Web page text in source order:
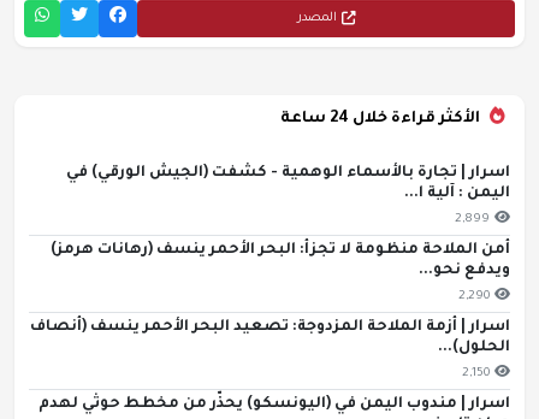
المصدر
الأكثر قراءة خلال 24 ساعة
اسرار | تجارة بالأسماء الوهمية - كشفت (الجيش الورقي) في
اليمن : آلية ا...
2,899
أمن الملاحة منظومة لا تجزأ: البحر الأحمر ينسف (رهانات هرمز)
ويدفع نحو...
2,290
اسرار | أزمة الملاحة المزدوجة: تصعيد البحر الأحمر ينسف (أنصاف
الحلول)...
2,150
اسرار | مندوب اليمن في (اليونسكو) يحذّر من مخطط حوثي لهدم